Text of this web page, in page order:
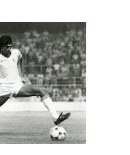
en Canarias para
Cup
ya tiene horario
entre las cinco